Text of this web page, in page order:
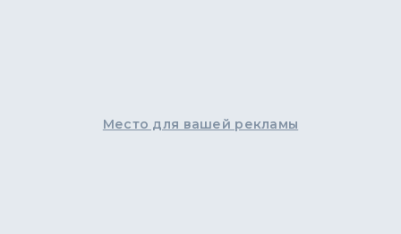
Место для вашей рекламы